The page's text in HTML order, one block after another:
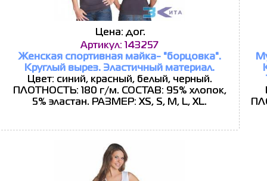
Цена: дог.
Артикул: 143257
Женская спортивная майка- "борцовка".
Круглый вырез. Эластичный материал.
Цвет: синий, красный, белый, черный.
ПЛОТНОСТЬ: 180 г/м. СОСТАВ: 95% хлопок,
5% эластан. РАЗМЕР: XS, S, M, L, XL.